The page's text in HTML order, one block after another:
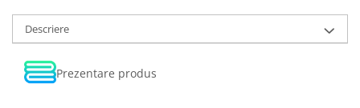
Descriere
Prezentare produs